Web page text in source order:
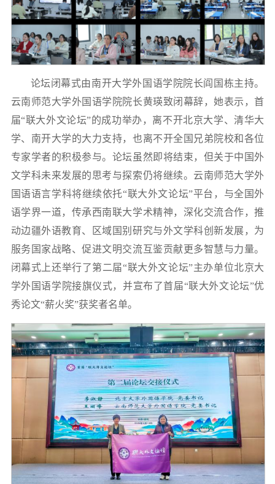
论坛闭幕式由南开大学外国语学院院长阎国栋主持。
云南师范大学外国语学院院长黄瑛致闭幕辞，她表示，首
届“联大外文论坛”的成功举办，离不开北京大学、清华大
学、南开大学的大力支持，也离不开全国兄弟院校和各位
专家学者的积极参与。论坛虽然即将结束，但关于中国外
文学科未来发展的思考与探索仍将继续。云南师范大学外
国语语言学科将继续依托“联大外文论坛”平台，与全国外
语学界一道，传承西南联大学术精神，深化交流合作，推
动边疆外语教育、区域国别研究与外文学科创新发展，为
服务国家战略、促进文明交流互鉴贡献更多智慧与力量。
闭幕式上还举行了第二届“联大外文论坛”主办单位北京大
学外国语学院接旗仪式，并宣布了首届“联大外文论坛”优
秀论文“薪火奖”获奖者名单。